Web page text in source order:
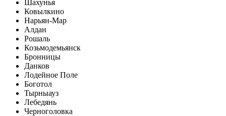
Шахунья
Ковылкино
Нарьян-Мар
Алдан
Рошаль
Козьмодемьянск
Бронницы
Данков
Лодейное Поле
Боготол
Тырныауз
Лебедянь
Черноголовка